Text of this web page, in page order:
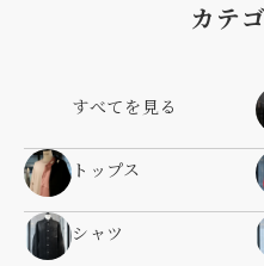
カテ
すべてを見る
トップス
シャツ